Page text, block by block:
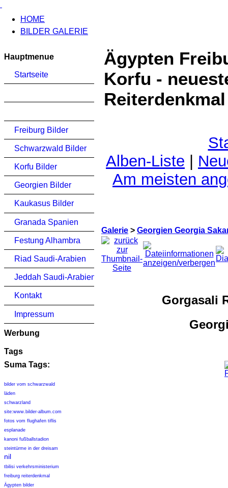
HOME
BILDER GALERIE
Hauptmenue
Startseite
Freiburg Bilder
Schwarzwald Bilder
Korfu Bilder
Georgien Bilder
Kaukasus Bilder
Granada Spanien
Festung Alhambra
Riad Saudi-Arabien
Jeddah Saudi-Arabien
Kontakt
Impressum
Werbung
Tags
Suma Tags:
bilder vom schwarzwald
läden
schwarzland
site:www.bilder-album.com
fotos vom flughafen tiflis
esplanade
kanoni fußballstadion
steintürme in der dreisam
nil
tbilisi verkehrsministerium
freiburg reiterdenkmal
Ägypten bilder
Ägypten
Korfu -
Alben-Liste
Am meisten
Galerie > Georgien Georgia
Gorgasali